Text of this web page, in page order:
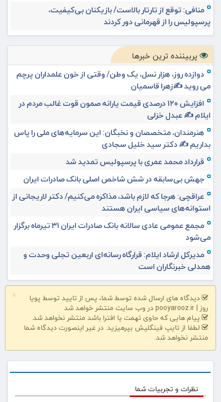
منافی: توقع از تارتار بالاست/ بازیکنان بی‌کیفیت،
پرسپولیس را از قهرمانی دور کردند
پربیننده ترین خبرها
دوازده روز، هزار نسل، یک وطن/ وقتی از خون علمداران پرچم
می روید ✍️زهرا قاسمیان
افزایش ۱۲۰ درصدی قیمت یارانه صمون قوت غالب مردم در
ایلام ✍️ عبدل خزلی
هنرمندان، متخصصان و نخبگان: این سرمایه‌های ملی را پاس
بداریم ✍️ دکتر سید خلیل سجادی
قرارداد محمد عمری با پرسپولیس تمدید شد
جهش بی‌سابقه در شش شاخص اصلی بانک صادرات ایران
عراقچی: هرجا که لازم باشد، مذاکره می‌کنیم/ دکتر لاریجانی از
استوانه‌های سیاسی ایران هستند
مجمع عمومی عادی سالانه بانک صادرات ایران ۳۱ تیرماه برگزار
می‌شود
مدیرکل ارشاد ایلام: قرارگاه رسانه‌ای اربعین تجلی وحدت و
همدلی خبرنگاران است
×
دیدگاه های ارسال شده توسط شما، پس از تایید توسط پویا
روز | pooyarooz.ir در وب سایت منتشر خواهد شد
پیام هایی که حاوی تهمت یا افترا باشد منتشر نخواهد شد.
لطفا از تایپ فینگلیش بپرهیزید. در غیر اینصورت دیدگاه شما
منتشر نخواهد شد.
نظرات و تجربیات شما